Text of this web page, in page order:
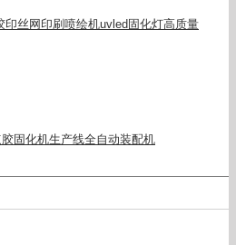
印丝网印刷喷绘机uvled固化灯高质量
固化机生产线全自动装配机